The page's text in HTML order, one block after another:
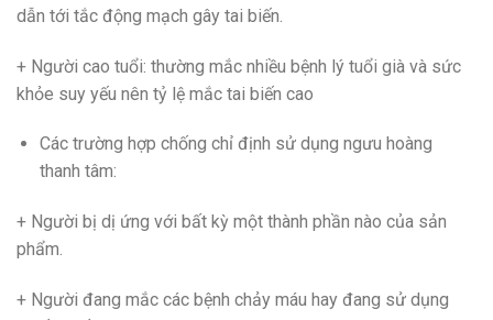
dẫn tới tắc động mạch gây tai biến.
+ Người cao tuổi: thường mắc nhiều bệnh lý tuổi già và sức
khỏe suy yếu nên tỷ lệ mắc tai biến cao
Các trường hợp chống chỉ định sử dụng ngưu hoàng
thanh tâm:
+ Người bị dị ứng với bất kỳ một thành phần nào của sản
phẩm.
+ Người đang mắc các bệnh chảy máu hay đang sử dụng